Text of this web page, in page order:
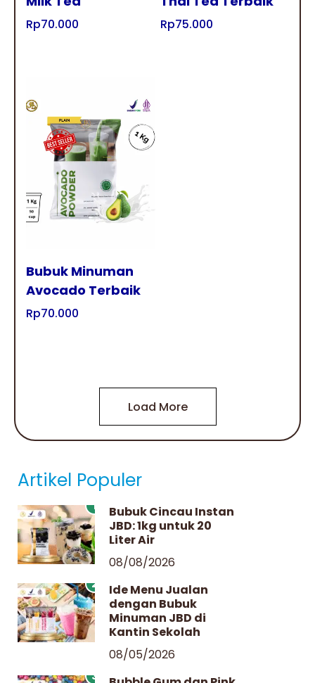
Rp70.000 Rp75.000
Tampilkan
Bubuk Minuman
Avocado Terbaik
Rp70.000
Load More
Artikel Populer
1
Bubuk Cincau Instan
JBD: 1kg untuk 20
Liter Air
08/08/2026
2
Ide Menu Jualan
dengan Bubuk
Minuman JBD di
Kantin Sekolah
08/05/2026
3